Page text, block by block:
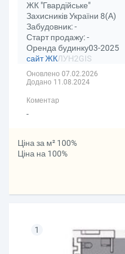
ЖК "Гвардійське"
Захисників України 8(А)
Забудовник: -
Старт продажу: -
Оренда будинку03-2025
сайт ЖКЛУН2GIS
Оновлено 07.02.2026
Додано 11.08.2024
Коментар
-
Ціна за м² 100%
Ціна на 100%
1